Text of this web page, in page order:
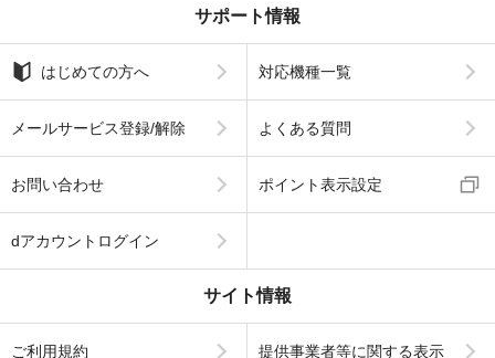
サポート情報
はじめての方へ 対応機種一覧
メールサービス登録/解除 よくある質問
お問い合わせ ポイント表示設定
dアカウントログイン
サイト情報
ご利用規約 提供事業者等に関する表示